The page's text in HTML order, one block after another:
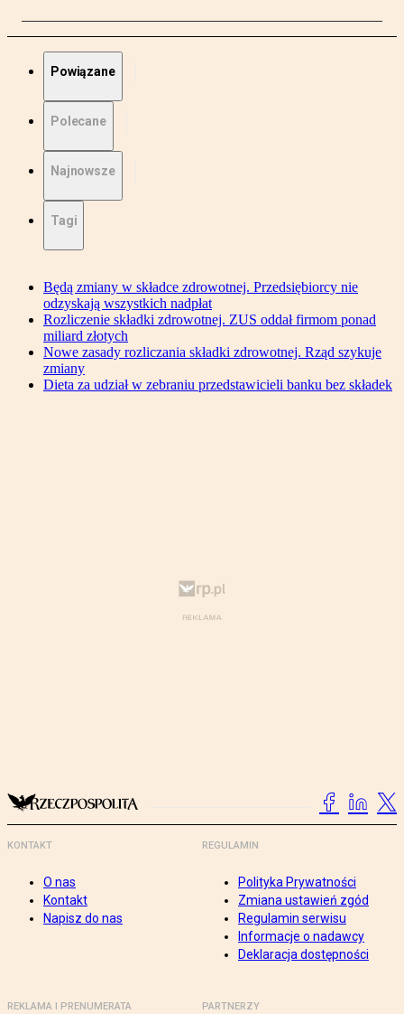
Powiązane
Polecane
Najnowsze
Tagi
Będą zmiany w składce zdrowotnej. Przedsiębiorcy nie
odzyskają wszystkich nadpłat
Rozliczenie składki zdrowotnej. ZUS oddał firmom ponad
miliard złotych
Nowe zasady rozliczania składki zdrowotnej. Rząd szykuje
zmiany
Dieta za udział w zebraniu przedstawicieli banku bez składek
KONTAKT
O nas
Kontakt
Napisz do nas
REGULAMIN
Polityka Prywatności
Zmiana ustawień zgód
Regulamin serwisu
Informacje o nadawcy
Deklaracja dostępności
REKLAMA I PRENUMERATA PARTNERZY